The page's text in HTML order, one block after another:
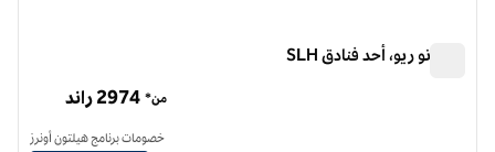
إميليانو ريو، أحد فنادق SLH
من* 2974 راند
خصومات برنامج هيلتون أونرز